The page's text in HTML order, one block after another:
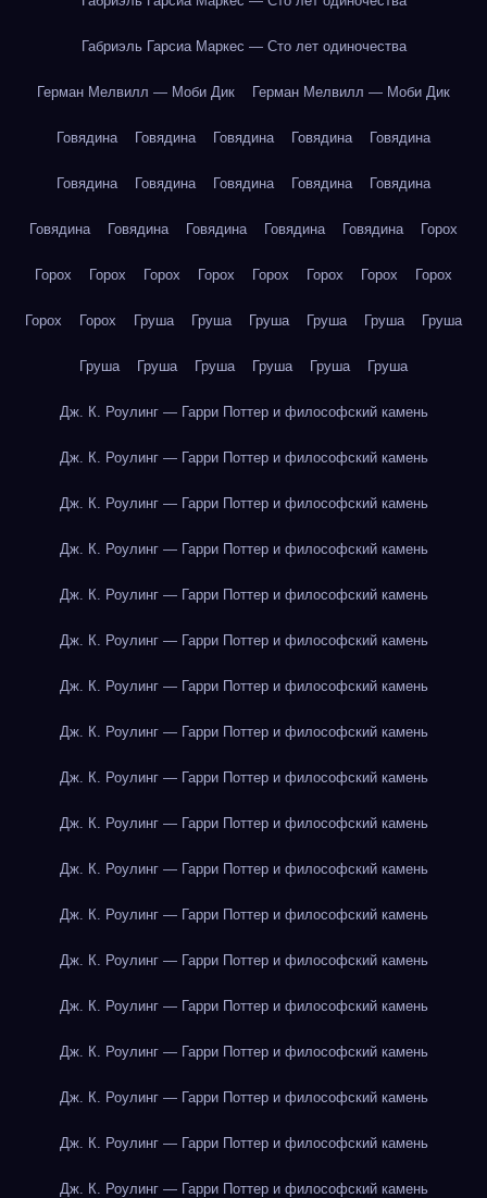
Габриэль Гарсиа Маркес — Сто лет одиночества
Герман Мелвилл — Моби Дик Герман Мелвилл — Моби Дик
Говядина Говядина Говядина Говядина Говядина
Говядина Говядина Говядина Говядина Говядина
Говядина Говядина Говядина Говядина Говядина Горох
Горох Горох Горох Горох Горох Горох Горох Горох
Горох Горох Груша Груша Груша Груша Груша Груша
Груша Груша Груша Груша Груша Груша
Дж. К. Роулинг — Гарри Поттер и философский камень
Дж. К. Роулинг — Гарри Поттер и философский камень
Дж. К. Роулинг — Гарри Поттер и философский камень
Дж. К. Роулинг — Гарри Поттер и философский камень
Дж. К. Роулинг — Гарри Поттер и философский камень
Дж. К. Роулинг — Гарри Поттер и философский камень
Дж. К. Роулинг — Гарри Поттер и философский камень
Дж. К. Роулинг — Гарри Поттер и философский камень
Дж. К. Роулинг — Гарри Поттер и философский камень
Дж. К. Роулинг — Гарри Поттер и философский камень
Дж. К. Роулинг — Гарри Поттер и философский камень
Дж. К. Роулинг — Гарри Поттер и философский камень
Дж. К. Роулинг — Гарри Поттер и философский камень
Дж. К. Роулинг — Гарри Поттер и философский камень
Дж. К. Роулинг — Гарри Поттер и философский камень
Дж. К. Роулинг — Гарри Поттер и философский камень
Дж. К. Роулинг — Гарри Поттер и философский камень
Дж. К. Роулинг — Гарри Поттер и философский камень